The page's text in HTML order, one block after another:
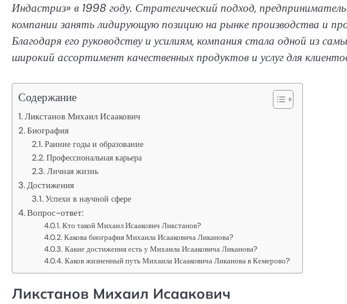
Индастриз» в 1998 году. Стратегический подход,
компании занять лидирующую позицию на рынке производства и
Благодаря его руководству и усилиям, компания стала одной из
широкий ассортимент качественных продуктов и услуг для
Содержание
Ликстанов Михаил Исаакович
Биография
Ранние годы и образование
Профессиональная карьера
Личная жизнь
Достижения
Успехи в научной сфере
Вопрос-ответ:
Кто такой Михаил Исаакович Ликстанов?
Какова биография Михаила Исааковича Ликанова?
Какие достижения есть у Михаила Исааковича Ликанова?
Каков жизненный путь Михаила Исааковича Ликанова в Кемерово?
Ликстанов Михаил Исаакович